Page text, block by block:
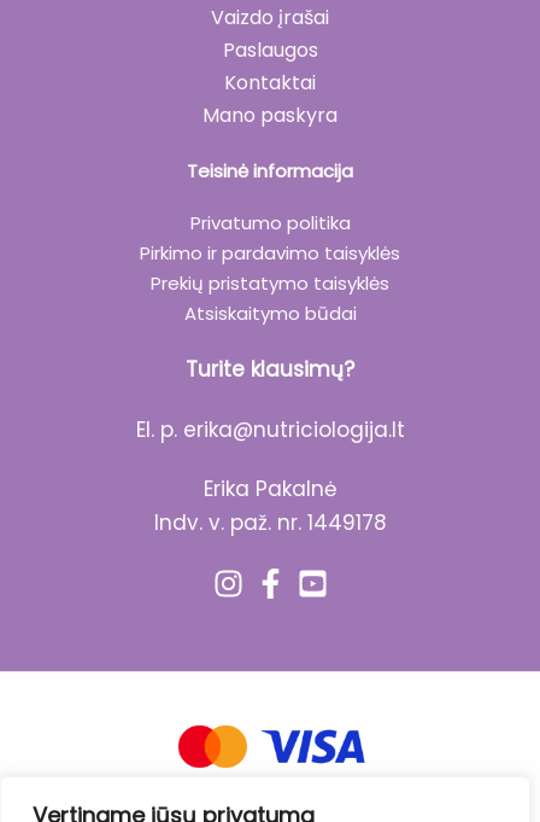
Vertiname jūsų privatumą
Vaizdo įrašai
Paslaugos
Kontaktai
Mano paskyra
Teisinė informacija
Privatumo politika
Pirkimo ir pardavimo taisyklės
Prekių pristatymo taisyklės
Atsiskaitymo būdai
Turite klausimų?
El. p. erika@nutriciologija.lt
Erika Pakalnė
Indv. v. paž. nr. 1449178